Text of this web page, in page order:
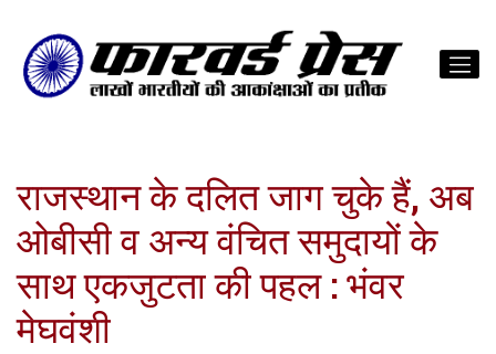
राजस्थान के दलित जाग चुके हैं, अब
ओबीसी व अन्य वंचित समुदायों के
साथ एकजुटता की पहल : भंवर
मेघवंशी